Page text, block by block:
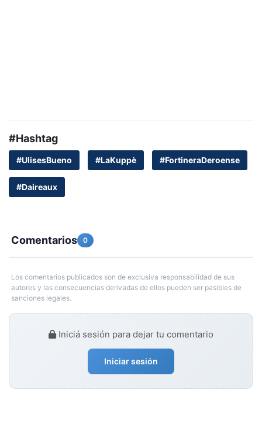
#Hashtag
#UlisesBueno #LaKuppè #FortineraDeroense
#Daireaux
Comentarios 0
Los comentarios publicados son de exclusiva responsabilidad de sus
autores y las consecuencias derivadas de ellos pueden ser pasibles de
sanciones legales.
Iniciá sesión para dejar tu comentario
Iniciar sesión